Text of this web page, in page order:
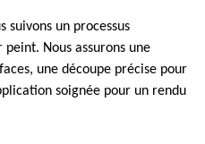
suivons un processus
Nous assurons une
une découpe précise pour
soignée pour un rendu